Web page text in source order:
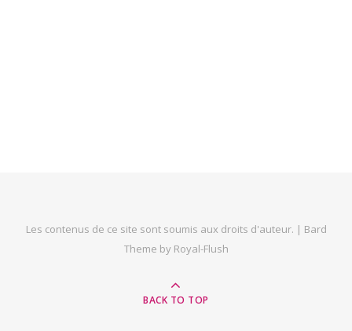
Les contenus de ce site sont soumis aux droits d'auteur. | Bard
Theme by Royal-Flush
BACK TO TOP